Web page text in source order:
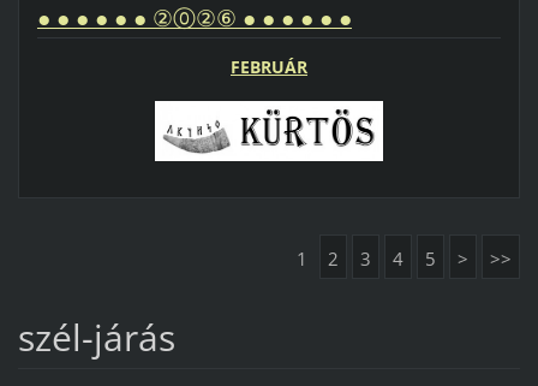
● ● ● ● ● ● ②⓪②⑥ ● ● ● ● ● ●
FEBRUÁR
1 2 3 4 5 > >>
szél-járás